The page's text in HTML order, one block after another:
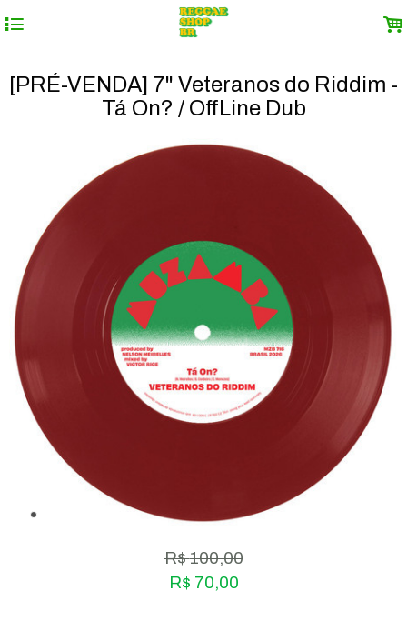
4 .
[PRÉ-VENDA] 7" Veteranos do Riddim -
Tá On? / OffLine Dub
R$100,00
R$ 70,00